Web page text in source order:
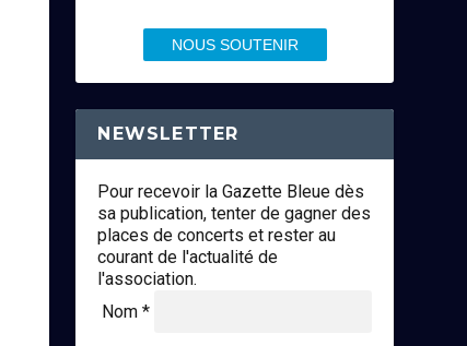
NOUS SOUTENIR
NEWSLETTER
Pour recevoir la Gazette Bleue dès
sa publication, tenter de gagner des
places de concerts et rester au
courant de l'actualité de
l'association.
Nom *